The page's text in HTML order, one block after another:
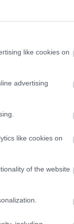
like cookies on
advertising
like cookies on
of the website
ich
dom Špeciál 02/2026